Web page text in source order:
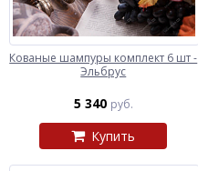
Кованые шампуры комплект 6 шт -
Эльбрус
5 340 руб.
Купить